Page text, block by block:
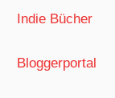
Indie Bücher
Bloggerportal